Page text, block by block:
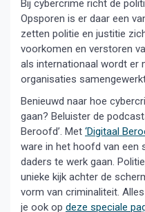
Bij cybercrime richt de
Opsporen is er daar een
zetten politie en justitie
voorkomen en verstoren
als internationaal wordt er
organisaties
Benieuwd naar hoe
gaan? Beluister de
Beroofd’. Met ‘Digitaal
ware in het hoofd van
daders te werk gaan.
unieke kijk achter de
vorm van criminaliteit.
je ook op deze speciale